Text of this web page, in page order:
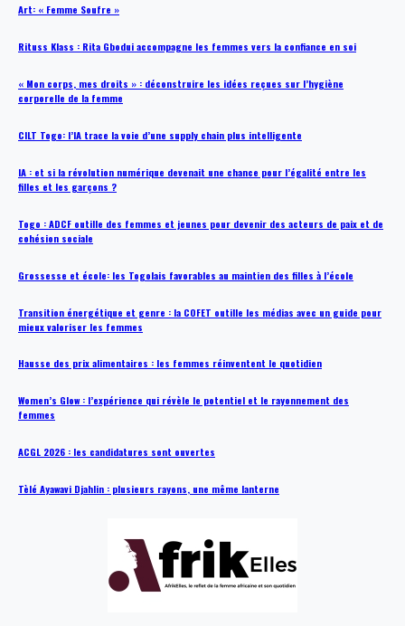
Art: « Femme Soufre »
Rituss Klass : Rita Gbodui accompagne les femmes vers la confiance en soi
« Mon corps, mes droits » : déconstruire les idées reçues sur l’hygiène
corporelle de la femme
CILT Togo: l’IA trace la voie d’une supply chain plus intelligente
IA : et si la révolution numérique devenait une chance pour l’égalité entre les
filles et les garçons ?
Togo : ADCF outille des femmes et jeunes pour devenir des acteurs de paix et de
cohésion sociale
Grossesse et école: les Togolais favorables au maintien des filles à l’école
Transition énergétique et genre : la COFET outille les médias avec un guide pour
mieux valoriser les femmes
Hausse des prix alimentaires : les femmes réinventent le quotidien
Women’s Glow : l’expérience qui révèle le potentiel et le rayonnement des
femmes
ACGL 2026 : les candidatures sont ouvertes
Tèlé Ayawavi Djahlin : plusieurs rayons, une même lanterne